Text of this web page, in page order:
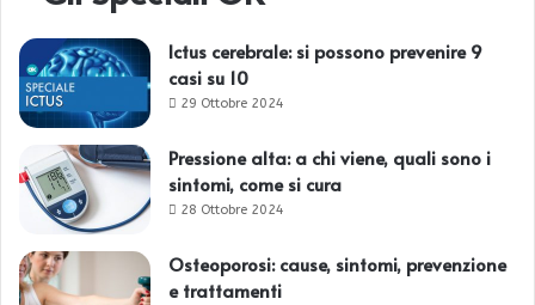
Ictus cerebrale: si possono prevenire 9
casi su 10
29 Ottobre 2024
Pressione alta: a chi viene, quali sono i
sintomi, come si cura
28 Ottobre 2024
Osteoporosi: cause, sintomi, prevenzione
e trattamenti